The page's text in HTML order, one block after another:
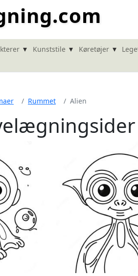
▾ Kunststile ▾ Køretøjer ▾
Rummet Alien